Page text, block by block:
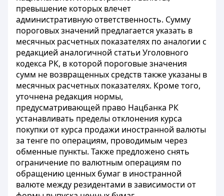
превышение которых влечет
административную ответственность. Сумму
пороговых значений предлагается указать в
месячных расчетных показателях по аналогии с
редакцией аналогичной статьи Уголовного
кодекса РК, в которой пороговые значения
сумм не возвращенных средств также указаны в
месячных расчетных показателях. Кроме того,
уточнена редакция нормы,
предусматривающей право Нацбанка РК
устанавливать пределы отклонения курса
покупки от курса продажи иностранной валюты
за тенге по операциям, проводимым через
обменные пункты. Также предложено снять
ограничение по валютным операциям по
обращению ценных бумаг в иностранной
валюте между резидентами в зависимости от